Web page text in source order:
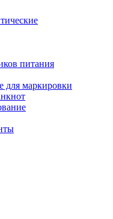
питания
для маркировки